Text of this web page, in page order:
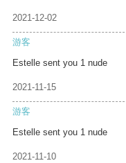
2021-12-02
游客
Estelle sent you 1 nude
2021-11-15
游客
Estelle sent you 1 nude
2021-11-10